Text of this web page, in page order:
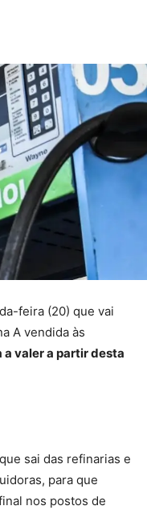
feira (20) que vai
A vendida às
a valer a partir desta
sai das refinarias e
para que
nos postos de